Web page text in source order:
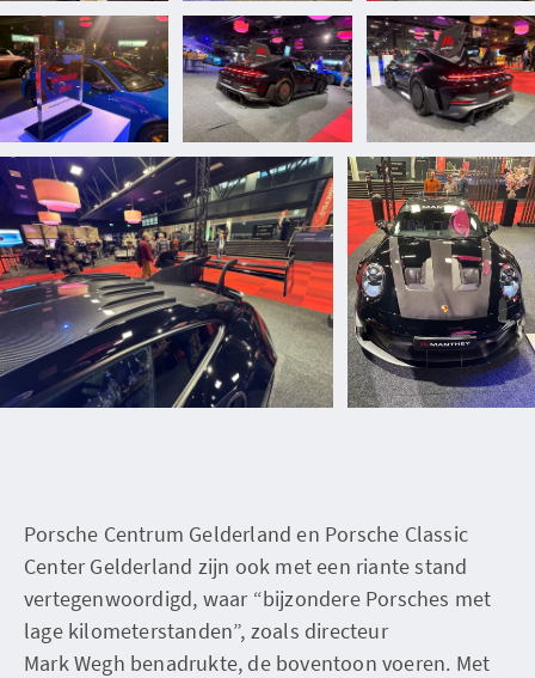
Porsche Centrum Gelderland en Porsche Classic
Center Gelderland zijn ook met een riante stand
vertegenwoordigd, waar “bijzondere Porsches met
lage kilometerstanden”, zoals directeur
Mark Wegh benadrukte, de boventoon voeren. Met